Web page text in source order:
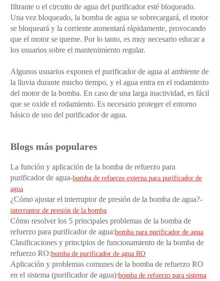
filtrante o el circuito de agua del purificador esté bloqueado.
Una vez bloqueado, la bomba de agua se sobrecargará, el motor
se bloqueará y la corriente aumentará rápidamente, provocando
que el motor se queme. Por lo tanto, es muy necesario educar a
los usuarios sobre el mantenimiento regular.
Algunos usuarios exponen el purificador de agua al ambiente de
la lluvia durante mucho tiempo, y el agua entra en el rodamiento
del motor de la bomba. En caso de una larga inactividad, es fácil
que se oxide el rodamiento. Es necesario proteger el entorno
básico de uso del purificador de agua.
Blogs más populares
La función y aplicación de la bomba de refuerzo para
purificador de agua-bomba de refuerzo externa para purificador de
agua
¿Cómo ajustar el interruptor de presión de la bomba de agua?-
interruptor de presión de la bomba
Cómo resolver los 5 principales problemas de la bomba de
refuerzo para purificador de agua:bomba para purificador de agua
Clasificaciones y principios de funcionamiento de la bomba de
refuerzo RO:bomba de purificador de agua RO
Aplicación y problemas comunes de la bomba de refuerzo RO
en el sistema (purificador de agua):bomba de refuerzo para sistema